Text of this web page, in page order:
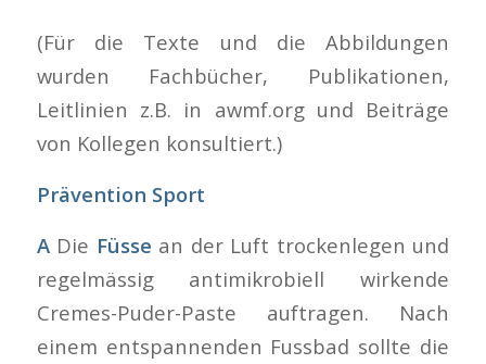
(Für die Texte und die Abbildungen
wurden Fachbücher, Publikationen,
Leitlinien z.B. in awmf.org und Beiträge
von Kollegen konsultiert.)
Prävention Sport
ΑDie Füsse an der Luft trockenlegen und
regelmässig antimikrobiell wirkende
Cremes-Puder-Paste auftragen. Nach
einem entspannenden Fussbad sollte die